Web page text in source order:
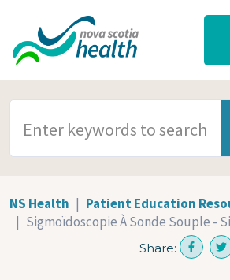
Skip to main content
NS Health
Patient Education
Sigmoïdoscopie À Sonde Souple -
Share: